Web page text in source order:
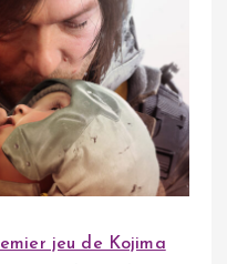
jeu de Kojima